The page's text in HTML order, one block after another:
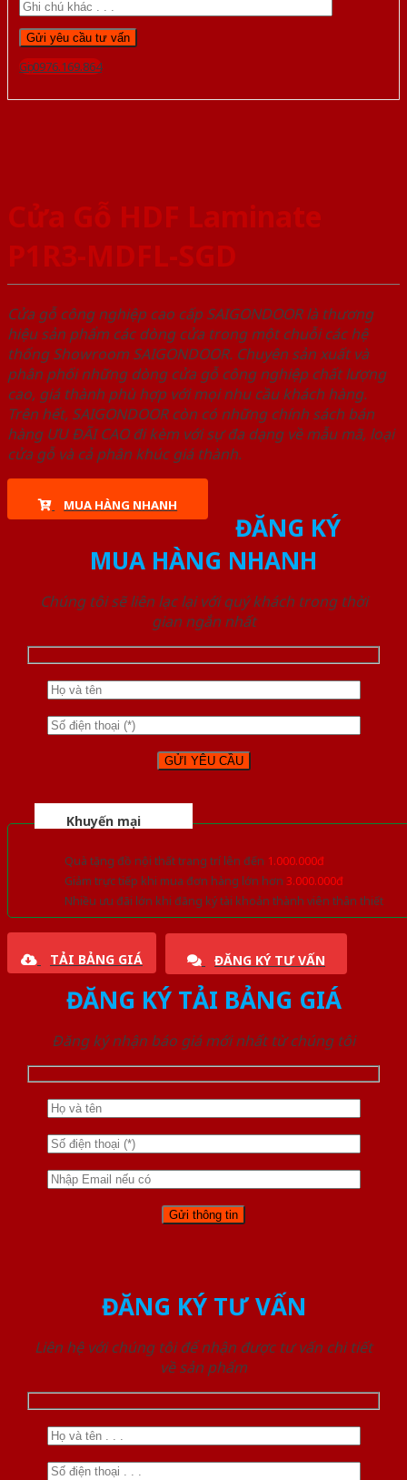
Gọi 0976.169.864
Cửa Gỗ HDF Laminate
P1R3-MDFL-SGD
Cửa gỗ công nghiệp cao cấp SAIGONDOOR là thương
hiệu sản phẩm các dòng cửa trong một chuỗi các hệ
thống Showroom SAIGONDOOR. Chuyên sản xuất và
phân phối những dòng cửa gỗ công nghiệp chất lượng
cao, giá thành phù hợp với mọi nhu cầu khách hàng.
Trên hết, SAIGONDOOR còn có những chính sách bán
hàng ƯU ĐÃI CAO đi kèm với sự đa dạng về mẫu mã, loại
cửa gỗ và cả phân khúc giá thành.
MUA HÀNG NHANH
ĐĂNG KÝ
MUA HÀNG NHANH
Chúng tôi sẽ liên lạc lại với quý khách trong thời
gian ngắn nhất
Khuyến mại
Quà tặng đồ nội thất trang trí lên đến 1.000.000đ
Giảm trực tiếp khi mua đơn hàng lớn hơn 3.000.000đ
Nhiều ưu đãi lớn khi đăng ký tài khoản thành viên thân thiết
TẢI BẢNG GIÁ ĐĂNG KÝ TƯ VẤN
ĐĂNG KÝ TẢI BẢNG GIÁ
Đăng ký nhận báo giá mới nhất từ chúng tôi
ĐĂNG KÝ TƯ VẤN
Liên hệ với chúng tôi để nhận được tư vấn chi tiết
về sản phẩm